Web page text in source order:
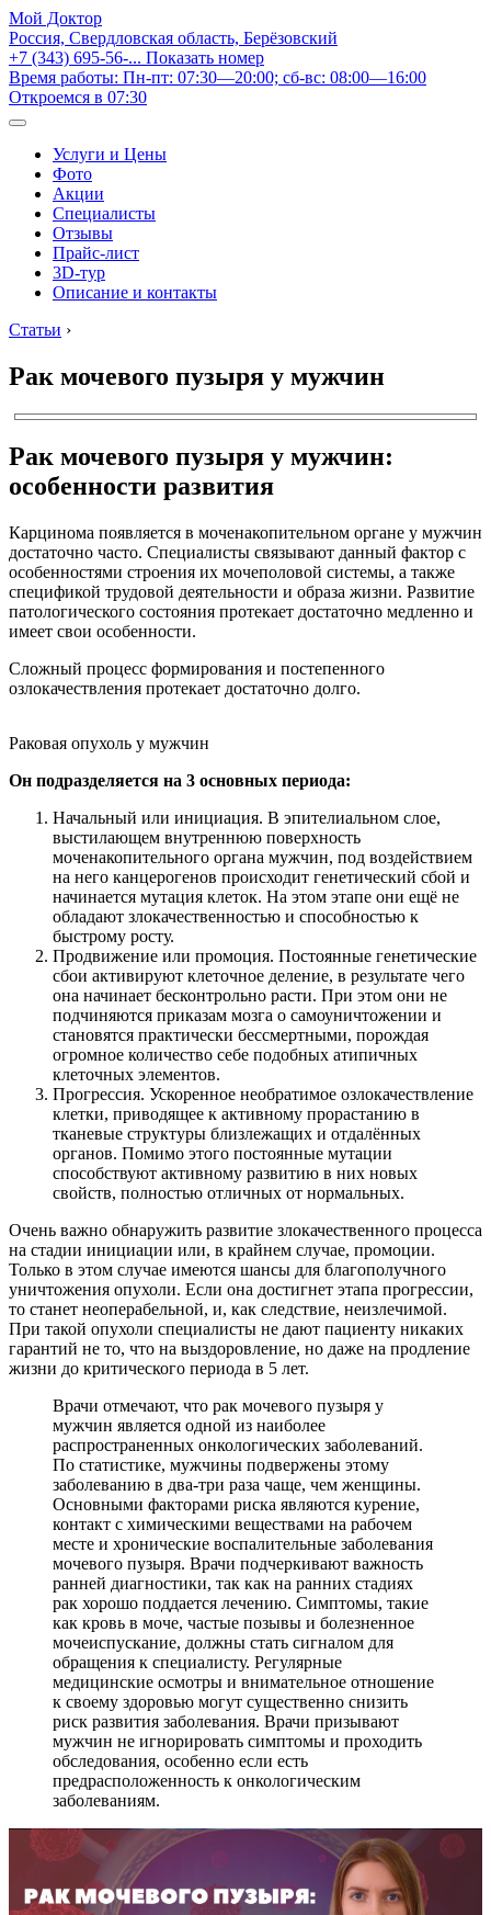
Мой Доктор
Россия, Свердловская область, Берёзовский
+7 (343) 695-56-... Показать номер
Время работы: Пн-пт: 07:30—20:00; сб-вс: 08:00—16:00
Откроемся в 07:30
Услуги и Цены
Фото
Акции
Специалисты
Отзывы
Прайс-лист
3D-тур
Описание и контакты
Статьи ›
Рак мочевого пузыря у мужчин
Рак мочевого пузыря у мужчин:
особенности развития
Карцинома появляется в моченакопительном органе у мужчин
достаточно часто. Специалисты связывают данный фактор с
особенностями строения их мочеполовой системы, а также
спецификой трудовой деятельности и образа жизни. Развитие
патологического состояния протекает достаточно медленно и
имеет свои особенности.
Сложный процесс формирования и постепенного
озлокачествления протекает достаточно долго.
Раковая опухоль у мужчин
Он подразделяется на 3 основных периода:
Начальный или инициация. В эпителиальном слое,
выстилающем внутреннюю поверхность
моченакопительного органа мужчин, под воздействием
на него канцерогенов происходит генетический сбой и
начинается мутация клеток. На этом этапе они ещё не
обладают злокачественностью и способностью к
быстрому росту.
Продвижение или промоция. Постоянные генетические
сбои активируют клеточное деление, в результате чего
она начинает бесконтрольно расти. При этом они не
подчиняются приказам мозга о самоуничтожении и
становятся практически бессмертными, порождая
огромное количество себе подобных атипичных
клеточных элементов.
Прогрессия. Ускоренное необратимое озлокачествление
клетки, приводящее к активному прорастанию в
тканевые структуры близлежащих и отдалённых
органов. Помимо этого постоянные мутации
способствуют активному развитию в них новых
свойств, полностью отличных от нормальных.
Очень важно обнаружить развитие злокачественного процесса
на стадии инициации или, в крайнем случае, промоции.
Только в этом случае имеются шансы для благополучного
уничтожения опухоли. Если она достигнет этапа прогрессии,
то станет неоперабельной, и, как следствие, неизлечимой.
При такой опухоли специалисты не дают пациенту никаких
гарантий не то, что на выздоровление, но даже на продление
жизни до критического периода в 5 лет.
Врачи отмечают, что рак мочевого пузыря у
мужчин является одной из наиболее
распространенных онкологических заболеваний.
По статистике, мужчины подвержены этому
заболеванию в два-три раза чаще, чем женщины.
Основными факторами риска являются курение,
контакт с химическими веществами на рабочем
месте и хронические воспалительные заболевания
мочевого пузыря. Врачи подчеркивают важность
ранней диагностики, так как на ранних стадиях
рак хорошо поддается лечению. Симптомы, такие
как кровь в моче, частые позывы и болезненное
мочеиспускание, должны стать сигналом для
обращения к специалисту. Регулярные
медицинские осмотры и внимательное отношение
к своему здоровью могут существенно снизить
риск развития заболевания. Врачи призывают
мужчин не игнорировать симптомы и проходить
обследования, особенно если есть
предрасположенность к онкологическим
заболеваниям.